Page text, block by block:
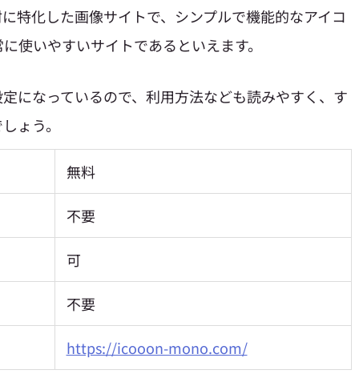
特化した画像サイトで、 シンプルで機能的なアイコ
使いやすいサイトであるといえます。
になっているので、利用方法なども読みやすく、す
ょう。
無料
不要
可
不要
https://icooon-mono.com/